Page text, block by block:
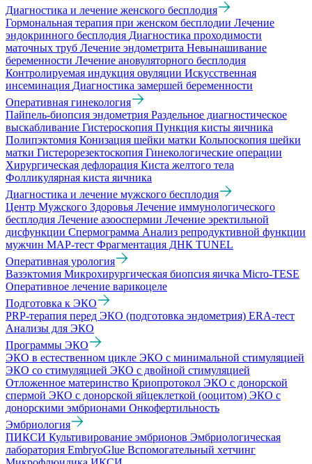
Диагностика и лечение женского бесплодия
Гормональная терапия при женском бесплодии Лечение
эндокринного бесплодия Диагностика проходимости
маточных труб Лечение эндометрита Невынашивание
беременности Лечение ановуляторного бесплодия
Контролируемая индукция овуляции Искусственная
инсеминация Диагностика замершей беременности
Оперативная гинекология
Пайпель-биопсия эндометрия Раздельное диагностическое
выскабливание Гистероскопия Пункция кисты яичника
Полипэктомия Конизация шейки матки Кольпоскопия шейки
матки Гистерорезектоскопия Гинекологические операции
Хирургическая дефлорация Киста желтого тела
Фолликулярная киста яичника
Диагностика и лечение мужского бесплодия
Центр Мужского Здоровья Лечение иммунологического
бесплодия Лечение азооспермии Лечение эректильной
дисфункции Спермограмма Анализ репродуктивной функции
мужчин МАР-тест Фрагментация ДНК TUNEL
Оперативная урология
Вазэктомия Микрохирургическая биопсия яичка Micro-TESE
Оперативное лечение варикоцеле
Подготовка к ЭКО
PRP-терапия перед ЭКО (подготовка эндометрия) ERA-тест
Анализы для ЭКО
Программы ЭКО
ЭКО в естественном цикле ЭКО с минимальной стимуляцией
ЭКО со стимуляцией ЭКО с двойной стимуляцией
Отложенное материнство Криопротокол ЭКО с донорской
спермой ЭКО с донорской яйцеклеткой (ооцитом) ЭКО с
донорскими эмбрионами Онкофертильность
Эмбриология
ПИКСИ Культивирование эмбрионов Эмбриологическая
лаборатория EmbryoGlue Вспомогательный хетчинг